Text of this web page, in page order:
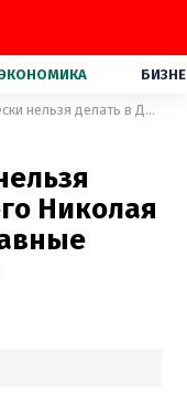
ЭКОНОМИКА
Что категорически нельзя делать в День летнего Николая Чудотворца 2026: главные запреты праздника
Николая